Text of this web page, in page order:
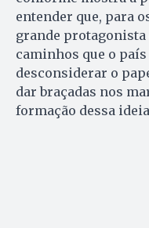
entender que, para
grande
caminhos que o
desconsiderar o
dar braçadas nos
formação dessa